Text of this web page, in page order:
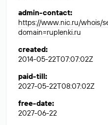
admin-contact:
https://www.nic.ru/whois/
domain=ruplenki.ru
created:
2014-05-22T07:07:02Z
paid-till:
2027-05-22T08:07:02Z
free-date:
2027-06-22